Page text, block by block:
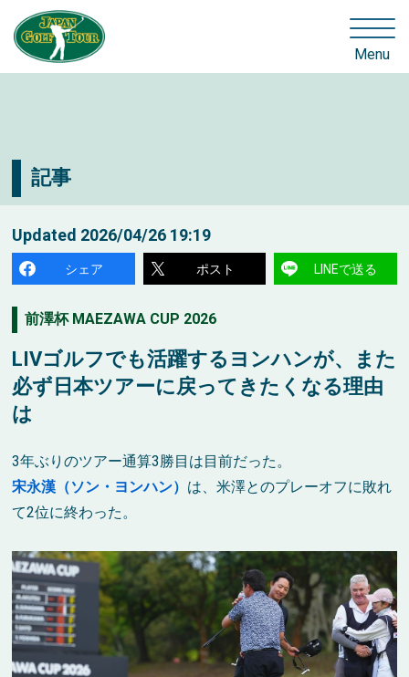
Menu
記事
Updated 2026/04/26 19:19
シェア ポスト LINEで送る
前澤杯 MAEZAWA CUP 2026
LIVゴルフでも活躍するヨンハンが、また
必ず日本ツアーに戻ってきたくなる理由
は
3年ぶりのツアー通算3勝目は目前だった。
宋永漢（ソン・ヨンハン） は、米澤とのプレーオフに敗れ
て2位に終わった。